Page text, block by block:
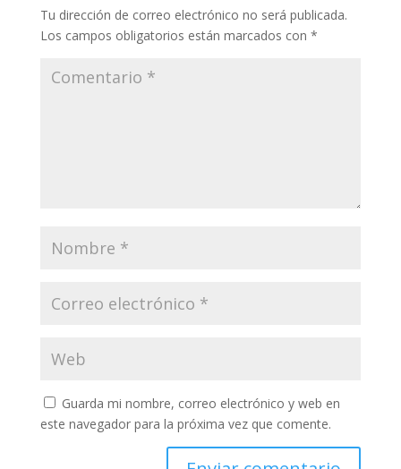
Tu dirección de correo electrónico no será publicada.
Los campos obligatorios están marcados con *
Guarda mi nombre, correo electrónico y web en
este navegador para la próxima vez que comente.